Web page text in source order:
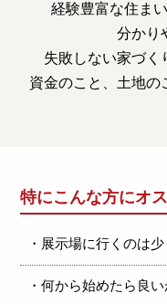
経験豊富な住ま
分かり
失敗しない家づく
資金のこと、土地の
特にこんな方にオ
・展示場に行くのは
・何から始めたら良